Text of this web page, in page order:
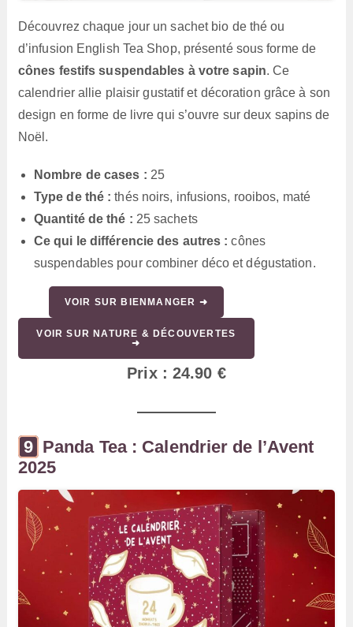
Découvrez chaque jour un sachet bio de thé ou
d’infusion English Tea Shop, présenté sous forme de
cônes festifs suspendables à votre sapin. Ce
calendrier allie plaisir gustatif et décoration grâce à son
design en forme de livre qui s’ouvre sur deux sapins de
Noël.
Nombre de cases : 25
Type de thé : thés noirs, infusions, rooibos, maté
Quantité de thé : 25 sachets
Ce qui le différencie des autres : cônes
suspendables pour combiner déco et dégustation.
VOIR SUR BIENMANGER ➜
VOIR SUR NATURE & DÉCOUVERTES
➜
Prix : 24.90 €
Panda Tea : Calendrier de l’Avent
2025